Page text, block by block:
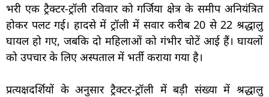
भरी एक ट्रैक्टर-ट्रॉली रविवार को गर्जिया क्षेत्र के समीप अनियंत्रित
होकर पलट गई। हादसे में ट्रॉली में सवार करीब 20 से 22 श्रद्धालु
घायल हो गए, जबकि दो महिलाओं को गंभीर चोटें आई हैं। घायलों
को उपचार के लिए अस्पताल में भर्ती कराया गया है।
प्रत्यक्षदर्शियों के अनुसार ट्रैक्टर-ट्रॉली में बड़ी संख्या में श्रद्धालु